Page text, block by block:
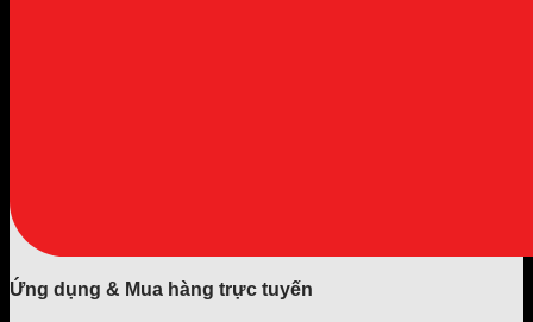
Ứng dụng & Mua hàng trực tuyến